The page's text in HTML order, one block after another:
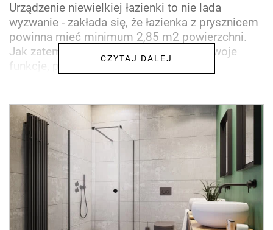
Urządzenie niewielkiej łazienki to nie lada
wyzwanie - zakłada się, że łazienka z prysznicem
powinna mieć minimum 2,85 m2 powierzchni.
Jak zatem wybrać meble, by spełniały swoje
funkcje, posiadały...
CZYTAJ DALEJ